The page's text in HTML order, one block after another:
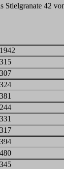
Stielgranate 42
1942
315
307
324
381
244
331
317
394
480
345